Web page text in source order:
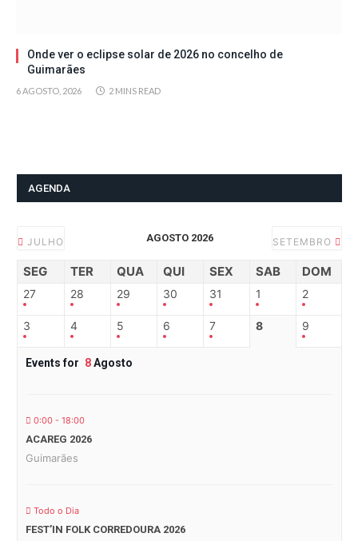
Onde ver o eclipse solar de 2026 no concelho de
Guimarães
6 AGOSTO, 2026 2 MINS READ
AGENDA
JULHO AGOSTO 2026 SETEMBRO
SEG TER QUA QUI SEX SAB DOM
27 28 29 30 31 1 2
3 4 5 6 7 8 9
Events for 8Agosto
0:00 - 18:00
ACAREG 2026
Guimarães
Todo o Dia
FEST’IN FOLK CORREDOURA 2026